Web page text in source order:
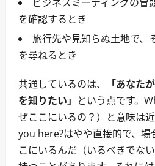
を確認するとき
旅行先や見知らぬ土地で、
を尋ねるとき
共通しているのは、
「あなた
を知りたい」 という点です。
ぜここにいるの？）と意味は
you here?はやや直接的で、場
こにいるんだ（いるべきでな